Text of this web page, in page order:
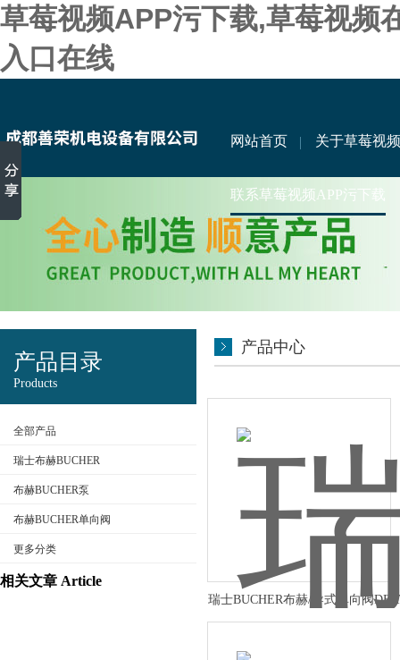
草莓视频APP污下载,草莓视频
入口在线
网站首页 关于草莓视
联系草莓视频APP污下载
产品目录
Products
全部产品
瑞士布赫BUCHER
布赫BUCHER泵
布赫BUCHER单向阀
更多分类
相关文章 Article
产品中心
瑞士BUCHER布赫/导式单向阀